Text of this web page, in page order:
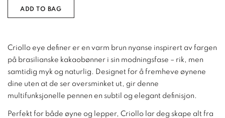
ADD TO BAG
Criollo eye definer er en varm brun nyanse inspirert av fargen
på brasilianske kakaobønner i sin modningsfase – rik, men
samtidig myk og naturlig. Designet for å fremheve øynene
dine uten at de ser oversminket ut, gir denne
multifunksjonelle pennen en subtil og elegant definisjon.
Perfekt for både øyne og lepper, Criollo lar deg skape alt fra